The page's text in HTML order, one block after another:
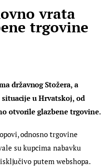
vrata
trgovine
državnog Stožera, a
u Hrvatskoj, od
otvorile glazbene trgovine.
odnosno trgovine
su kupcima nabavku
putem webshopa.